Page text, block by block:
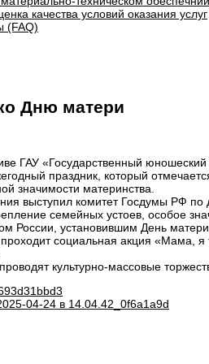
качества условий оказания услуг
(FAQ)
Дню матери
ГАУ «Государственный
праздник, который
значимости материнства.
выступил комитет Госдумы РФ
семейных устоев, особое
России, установившим День матери
социальная акция «Мама,
культурно-массовые